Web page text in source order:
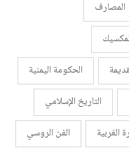
المصارف
الحكومة اليمنية
التاريخ الإسلامي
الغربية
الفن الروسي